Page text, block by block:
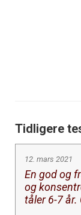
Tidligere
12. mars 2021
En god og
og
tåler 6-7 år.